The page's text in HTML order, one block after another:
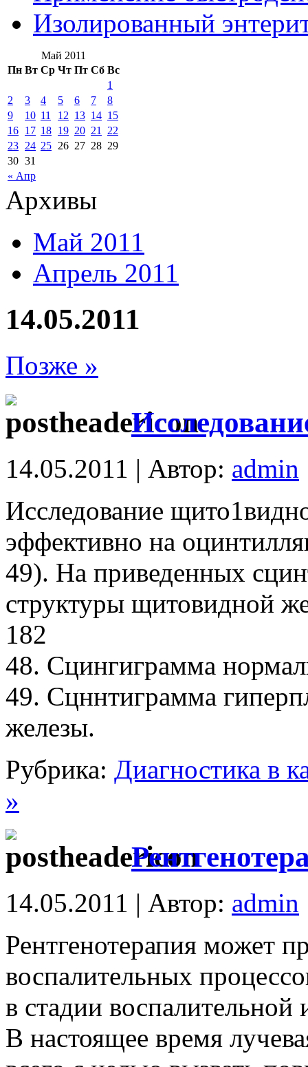
Изолированный
Май 2011
Пн Вт Ср Чт Пт Сб Вс
« Апр
1
2
3 4 5 6 7
8
9
10 11 12 13 14 15
16 17 18 19 20 21
22
23 24 25 26 27 28 29
30 31
Архивы
Май 2011
Апрель 2011
14.05.2011
Позже »
14.05.2011 | Автор: admin
Исследование
эффективно на
49). На приведенных
структуры щитовидной
182
48. Сцингиграмма
49. Сцннтиграмма
железы.
Рубрика: Диагностика в
»
14.05.2011 | Автор: admin
Рентгенотерапия может
воспалительных
в стадии
B настоящее время